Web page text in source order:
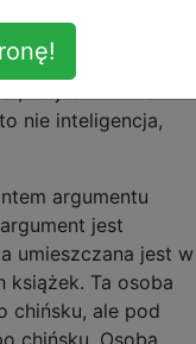
teorii
że sztuczna
pod
nie inteligencja,
argumentu
jest
umieszczana jest w
książek. Ta osoba
chińsku, ale pod
chińsku. Osoba